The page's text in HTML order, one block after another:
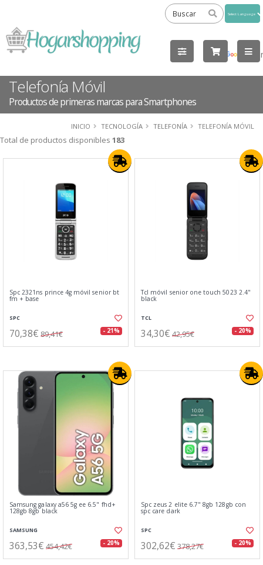
by
Telefonía Móvil
Productos de primeras marcas para Smartphones
INICIO TECNOLOGÍA TELEFONÍA TELEFONÍA MÓVIL
Total de productos disponibles 183
Spc 2321ns prince 4g móvil senior bt
fm + base
SPC
70,38€ 89,41€ - 21%
Tcl móvil senior one touch 5023 2.4"
black
TCL
34,30€ 42,95€ - 20%
Samsung galaxy a56 5g ee 6.5" fhd+
128gb 8gb black
SAMSUNG
363,53€ 454,42€ - 20%
Spc zeus 2 elite 6.7" 8gb 128gb con
spc care dark
SPC
302,62€ 378,27€ - 20%